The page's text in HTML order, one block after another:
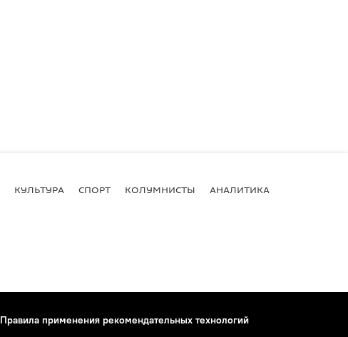
КУЛЬТУРА СПОРТ КОЛУМНИСТЫ АНАЛИТИКА
Правила применения рекомендательных технологий